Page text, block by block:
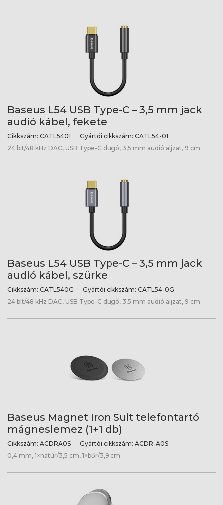
Baseus L54 USB Type-C – 3,5 mm jack
audió kábel, fekete
Cikkszám: CATL5401 Gyártói cikkszám: CATL54-01
24 bit/48 kHz DAC, USB Type-C dugó, 3,5 mm audió aljzat, 9 cm
Baseus L54 USB Type-C – 3,5 mm jack
audió kábel, szürke
Cikkszám: CATL540G Gyártói cikkszám: CATL54-0G
24 bit/48 kHz DAC, USB Type-C dugó, 3,5 mm audió aljzat, 9 cm
Baseus Magnet Iron Suit telefontartó
mágneslemez (1+1 db)
Cikkszám: ACDRA0S Gyártói cikkszám: ACDR-A0S
0,4 mm, 1×natúr/3,5 cm, 1×bőr/3,9 cm